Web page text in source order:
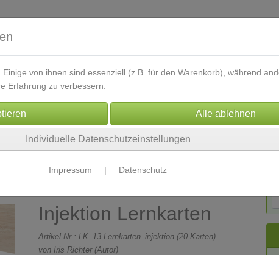
Lernkarten Skripte Kontakt Energetikbereich
Injektion Lernkarten
Artikel-Nr.: LK_13 Lernkarten_injektion (20 Karten)
von Iris Richter (Autor)
von ihnen sind essenziell (z.B. für den Warenkorb), während
Erfahrung zu verbessern.
Individuelle Datenschutzeinstellungen
Impressum | Datenschutz